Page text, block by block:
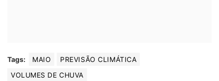
Tags: MAIO
PREVISÃO CLIMÁTICA
VOLUMES DE CHUVA